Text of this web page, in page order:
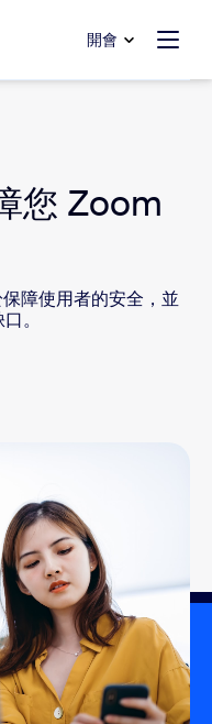
開會
您 Zoom
障使用者的安全，並
。